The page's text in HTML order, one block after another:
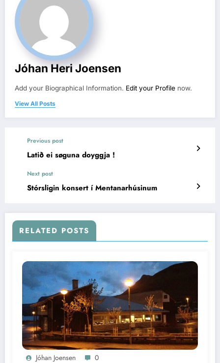
Jóhan Heri Joensen
Add your Biographical Information. Edit your Profile now.
View All Posts
Previous post
Latið ei søguna doyggja !
Next post
Stórsligin konsert í Mentanarhúsinum
RELATED POSTS
Jóhan Joensen 0